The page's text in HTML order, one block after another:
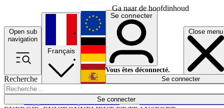
Ga naar de hoofdinhoud
Open sub
navigation
Close menu
Recherche
Se connecter
Économie
Français
English
Deutsch
Español
Se connecter
Vous êtes déconnecté.
Se connecter